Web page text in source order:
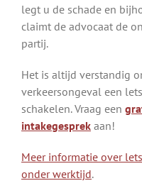
legt u de schade en
claimt de advocaat de
partij.
Het is altijd verstandig
verkeersongeval een
schakelen. Vraag een
intakegesprek aan!
Meer informatie over
onder werktijd.